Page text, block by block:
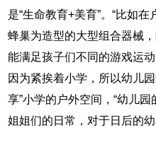
是“生命教育+美育”。“比如
蜂巢为造型的大型组合器械
能满足孩子们不同的游戏运
因为紧挨着小学，所以幼儿
享”小学的户外空间，“幼儿
姐姐们的日常，对于日后的